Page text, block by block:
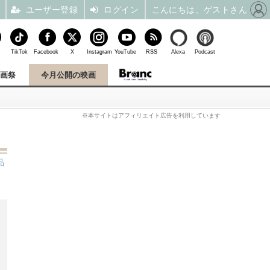
祭 今月公開の映画
※本サイトはアフィリエイト広告を利用しています
TikTok Facebook X Instagram YouTube RSS Alexa Podcast
ユーザー登録 ログイン こんにちは、ゲストさん